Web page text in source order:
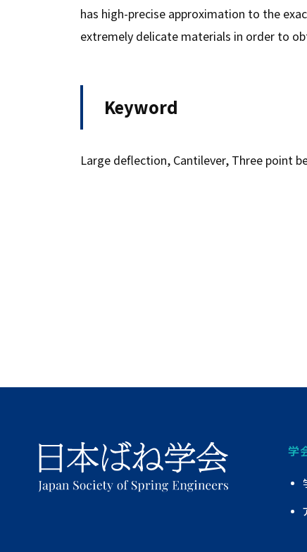
has high-precise approximation to the
extremely delicate materials in order to
Keyword
Large deflection, Cantilever, Three point
学